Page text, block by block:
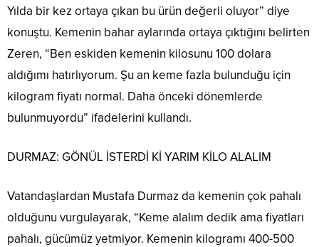
Yılda bir kez ortaya çıkan bu ürün değerli oluyor” diye
konuştu. Kemenin bahar aylarında ortaya çıktığını belirten
Zeren, “Ben eskiden kemenin kilosunu 100 dolara
aldığımı hatırlıyorum. Şu an keme fazla bulunduğu için
kilogram fiyatı normal. Daha önceki dönemlerde
bulunmuyordu” ifadelerini kullandı.
DURMAZ: GÖNÜL İSTERDİ Kİ YARIM KİLO ALALIM
Vatandaşlardan Mustafa Durmaz da kemenin çok pahalı
olduğunu vurgulayarak, “Keme alalım dedik ama fiyatları
pahalı, gücümüz yetmiyor. Kemenin kilogramı 400-500